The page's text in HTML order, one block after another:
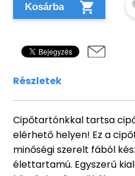
Kosárba
Részletek
Cipőtartónkkal tartsa
elérhető helyen! Ez a
minőségi szerelt fából
élettartamú. Egyszerű